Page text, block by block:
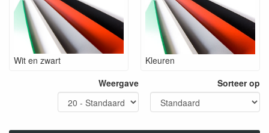
Wit en zwart
Kleuren
Weergave
Sorteer op